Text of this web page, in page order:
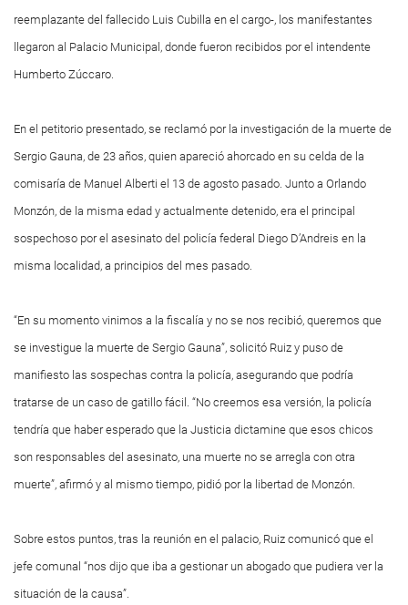
reemplazante del fallecido Luis Cubilla en el cargo-, los manifestantes
llegaron al Palacio Municipal, donde fueron recibidos por el intendente
Humberto Zúccaro.
En el petitorio presentado, se reclamó por la investigación de la muerte de
Sergio Gauna, de 23 años, quien apareció ahorcado en su celda de la
comisaría de Manuel Alberti el 13 de agosto pasado. Junto a Orlando
Monzón, de la misma edad y actualmente detenido, era el principal
sospechoso por el asesinato del policía federal Diego D’Andreis en la
misma localidad, a principios del mes pasado.
“En su momento vinimos a la fiscalía y no se nos recibió, queremos que
se investigue la muerte de Sergio Gauna”, solicitó Ruiz y puso de
manifiesto las sospechas contra la policía, asegurando que podría
tratarse de un caso de gatillo fácil. “No creemos esa versión, la policía
tendría que haber esperado que la Justicia dictamine que esos chicos
son responsables del asesinato, una muerte no se arregla con otra
muerte”, afirmó y al mismo tiempo, pidió por la libertad de Monzón.
Sobre estos puntos, tras la reunión en el palacio, Ruiz comunicó que el
jefe comunal “nos dijo que iba a gestionar un abogado que pudiera ver la
situación de la causa”.